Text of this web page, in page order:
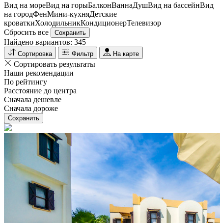
Вид на мореВид на горыБалконВаннаДушВид на бассейнВид
на городФенМини-кухняДетские
кроваткиХолодильникКондиционерТелевизор
Сбросить все
Сохранить
Найдено вариантов: 345
Сортировка Фильтр На карте
Сортировать результаты
Наши рекомендации
По рейтингу
Расстояние до центра
Сначала дешевле
Сначала дороже
Сохранить